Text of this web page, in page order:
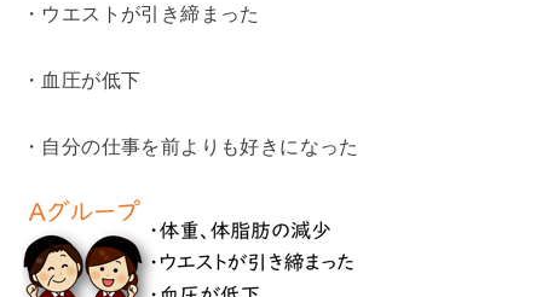
・ウエストが引き締まった
・血圧が低下
・自分の仕事を前よりも好きになった